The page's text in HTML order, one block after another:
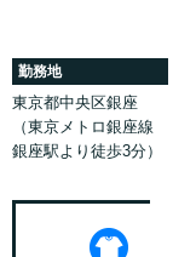
勤務地
東京都中央区銀座
（東京メトロ銀座線
銀座駅より徒歩3分）